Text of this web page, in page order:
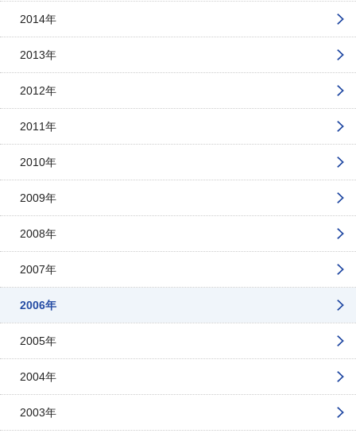
2014年
2013年
2012年
2011年
2010年
2009年
2008年
2007年
2006年
2005年
2004年
2003年